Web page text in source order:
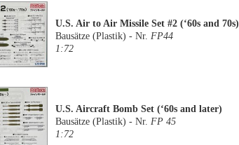
U.S. Air to Air Missile Set #2 (‘60s and 70s)
Bausätze (Plastik) - Nr. FP44
1:72
U.S. Aircraft Bomb Set (‘60s and later)
Bausätze (Plastik) - Nr. FP 45
1:72